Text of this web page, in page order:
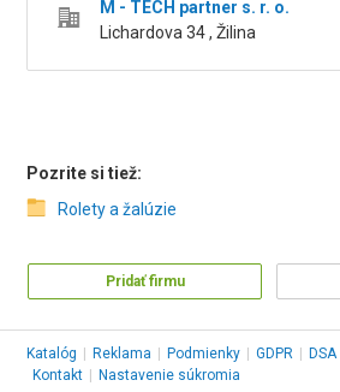
M - TECH partner s. r. o.
Lichardova 34 , Žilina
Pozrite si tiež:
Rolety a žalúzie
Pridať firmu
Katalóg Reklama Podmienky GDPR DSA
Kontakt
Nastavenie súkromia